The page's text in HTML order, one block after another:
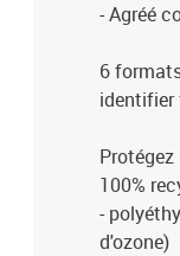
- Agréé
6
identifier
100%
-
d'ozone)